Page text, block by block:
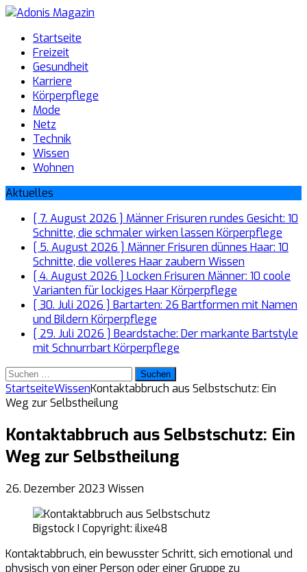
Startseite
Freizeit
Gesundheit
Karriere
Körperpflege
Mode
Netz
Technik
Wissen
Wohnen
Aktuelles
[ 7. August 2026 ] Männer Frisuren rundes Gesicht: 10
Schnitte, die schmaler wirken lassen Körperpflege
[ 5. August 2026 ] Männer Frisuren dünnes Haar: 10
Schnitte, die volleres Haar zaubern Wissen
[ 4. August 2026 ] Locken Frisuren Männer: 10 coole
Varianten für lockiges HaarKörperpflege
[ 30. Juli 2026 ] Bartarten: 26 Bartformen mit Namen
und Bildern Körperpflege
[ 29. Juli 2026 ] Beardstache: Der markante Bartstyle
mit SchnurrbartKörperpflege
Suchen
nach:
StartseiteWissenKontaktabbruch aus Selbstschutz: Ein
Weg zur Selbstheilung
Kontaktabbruch aus Selbstschutz: Ein
Weg zur Selbstheilung
26. Dezember 2023 Wissen
Bigstock I Copyright: ilixe48
Kontaktabbruch, ein bewusster Schritt, sich emotional und
physisch von einer Person oder einer Gruppe zu